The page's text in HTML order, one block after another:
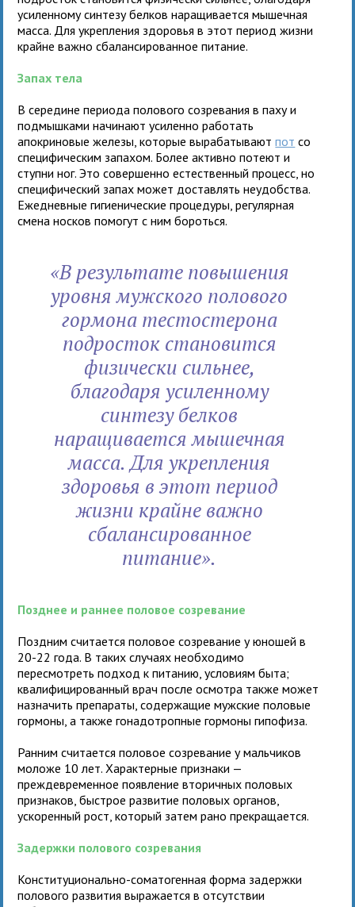
усиленному синтезу белков наращивается мышечная
масса. Для укрепления здоровья в этот период жизни
крайне важно сбалансированное питание.
Запах тела
В середине периода полового созревания в паху и
подмышками начинают усиленно работать
апокриновые железы, которые вырабатываютпот со
специфическим запахом. Более активно потеют и
ступни ног. Это совершенно естественный процесс, но
специфический запах может доставлять неудобства.
Ежедневные гигиенические процедуры, регулярная
смена носков помогут с ним бороться.
«В результате повышения
уровня мужского полового
гормона тестостерона
подросток становится
физически сильнее,
благодаря усиленному
синтезу белков
наращивается мышечная
масса. Для укрепления
здоровья в этот период
жизни крайне важно
сбалансированное
питание».
Позднее и раннее половое созревание
Поздним считается половое созревание у юношей в
20-22 года. В таких случаях необходимо
пересмотреть подход к питанию, условиям быта;
квалифицированный врач после осмотра также может
назначить препараты, содержащие мужские половые
гормоны, а также гонадотропные гормоны гипофиза.
Ранним считается половое созревание у мальчиков
моложе 10 лет. Характерные признаки —
преждевременное появление вторичных половых
признаков, быстрое развитие половых органов,
ускоренный рост, который затем рано прекращается.
Задержки полового созревания
Конституционально-соматогенная форма задержки
полового развития выражается в отсутствии